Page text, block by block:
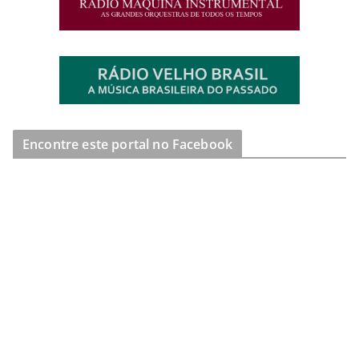
Encontre este portal no Facebook